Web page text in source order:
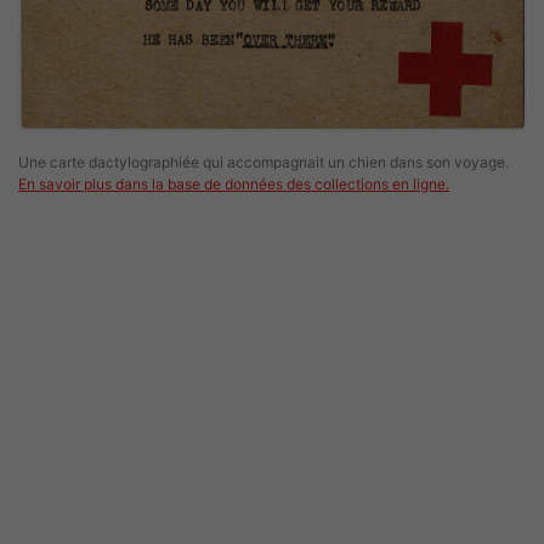
Une carte dactylographiée qui accompagnait un chien dans son voyage.
En savoir plus dans la base de données des collections en ligne.